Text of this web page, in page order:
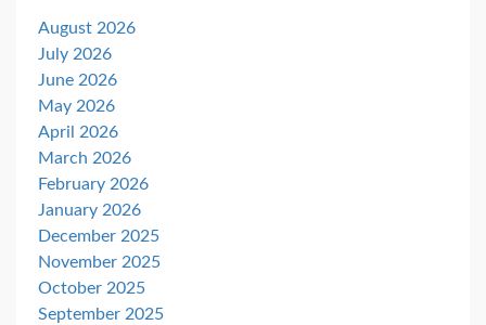
August 2026
July 2026
June 2026
May 2026
April 2026
March 2026
February 2026
January 2026
December 2025
November 2025
October 2025
September 2025